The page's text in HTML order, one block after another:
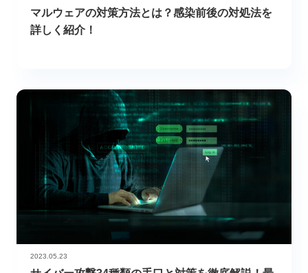
マルウェアの対策方法とは？感染前後の対処法を
詳しく紹介！
2023.05.23